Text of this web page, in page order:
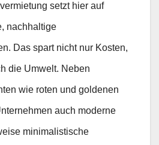
setzt hier auf
nachhaltige
Das spart nicht nur Kosten,
die Umwelt. Neben
wie roten und goldenen
auch moderne
minimalistische